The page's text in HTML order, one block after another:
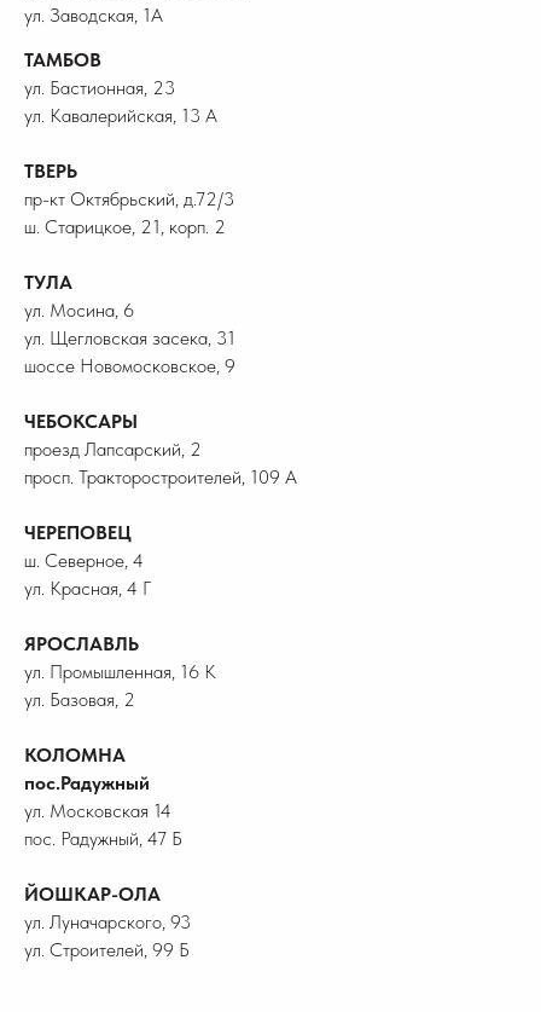
ул. Заводская, 1А
ТАМБОВ
ул. Бастионная, 23
ул. Кавалерийская, 13 А
ТВЕРЬ
пр-кт Октябрьский, д.72/3
ш. Старицкое, 21, корп. 2
ТУЛА
ул. Мосина, 6
ул. Щегловская засека, 31
шоссе Новомосковское, 9
ЧЕБОКСАРЫ
проезд Лапсарский, 2
просп. Тракторостроителей, 109 А
ЧЕРЕПОВЕЦ
ш. Северное, 4
ул. Красная, 4 Г
ЯРОСЛАВЛЬ
ул. Промышленная, 16 К
ул. Базовая, 2
КОЛОМНА
пос.Радужный
ул. Московская 14
пос. Радужный, 47 Б
ЙОШКАР-ОЛА
ул. Луначарского, 93
ул. Строителей, 99 Б